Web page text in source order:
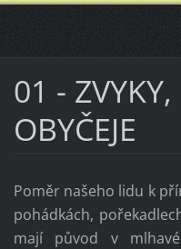
01 -
OBYČEJE
Poměr našeho lidu k
pohádkách,
mají původ v